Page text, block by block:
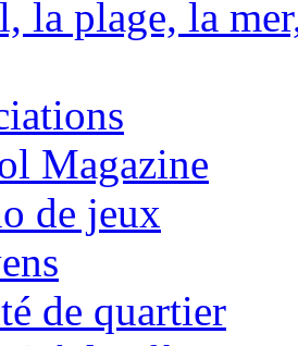
la plage, la
Magazine
de jeux
de quartier